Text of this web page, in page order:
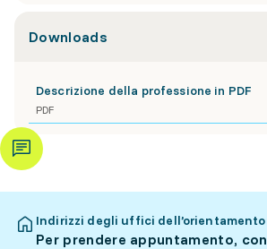
Downloads
Descrizione della professione in PDF
PDF
Indirizzi degli uffici dell’orientamento
Per prendere appuntamento,